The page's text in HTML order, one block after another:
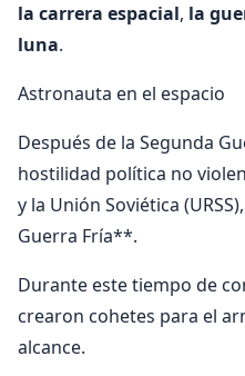
la carrera espacial, la
luna.
Astronauta en el espacio
Después de la Segunda
hostilidad política no
y la Unión Soviética
Guerra Fría**.
Durante este tiempo de
crearon cohetes para el
alcance.